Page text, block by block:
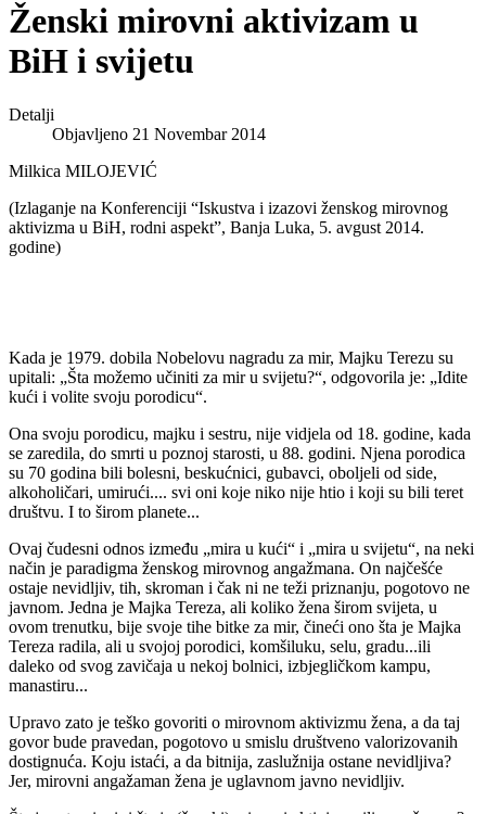
Ženski mirovni aktivizam u
BiH i svijetu
Detalji
Objavljeno 21 Novembar 2014
Milkica MILOJEVIĆ
(Izlaganje na Konferenciji “Iskustva i izazovi ženskog mirovnog
aktivizma u BiH, rodni aspekt”, Banja Luka, 5. avgust 2014.
godine)
Kada je 1979. dobila Nobelovu nagradu za mir, Majku Terezu su
upitali: „Šta možemo učiniti za mir u svijetu?“, odgovorila je: „Idite
kući i volite svoju porodicu“.
Ona svoju porodicu, majku i sestru, nije vidjela od 18. godine, kada
se zaredila, do smrti u poznoj starosti, u 88. godini. Njena porodica
su 70 godina bili bolesni, beskućnici, gubavci, oboljeli od side,
alkoholičari, umirući.... svi oni koje niko nije htio i koji su bili teret
društvu. I to širom planete...
Ovaj čudesni odnos između „mira u kući“ i „mira u svijetu“, na neki
način je paradigma ženskog mirovnog angažmana. On najčešće
ostaje nevidljiv, tih, skroman i čak ni ne teži priznanju, pogotovo ne
javnom. Jedna je Majka Tereza, ali koliko žena širom svijeta, u
ovom trenutku, bije svoje tihe bitke za mir, čineći ono šta je Majka
Tereza radila, ali u svojoj porodici, komšiluku, selu, gradu...ili
daleko od svog zavičaja u nekoj bolnici, izbjegličkom kampu,
manastiru...
Upravo zato je teško govoriti o mirovnom aktivizmu žena, a da taj
govor bude pravedan, pogotovo u smislu društveno valorizovanih
dostignuća. Koju istaći, a da bitnija, zaslužnija ostane nevidljiva?
Jer, mirovni angažaman žena je uglavnom javno nevidljiv.